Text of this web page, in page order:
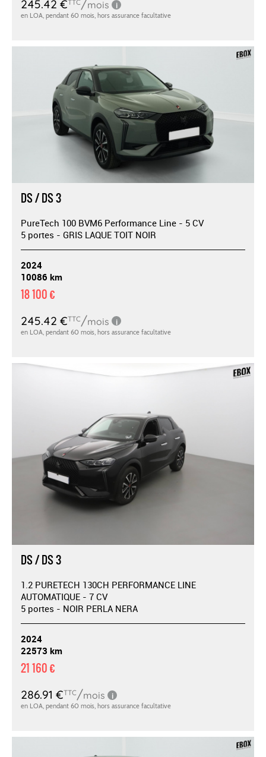
DS / DS 3
PureTech 100 BVM6 Performance Line - 5 CV
5 portes - GRIS LAQUE TOIT NOIR
2024
10086 km
18 100 €
DS / DS 3
1.2 PURETECH 130CH PERFORMANCE LINE
AUTOMATIQUE - 7 CV
5 portes - NOIR PERLA NERA
2024
22573 km
21 160 €